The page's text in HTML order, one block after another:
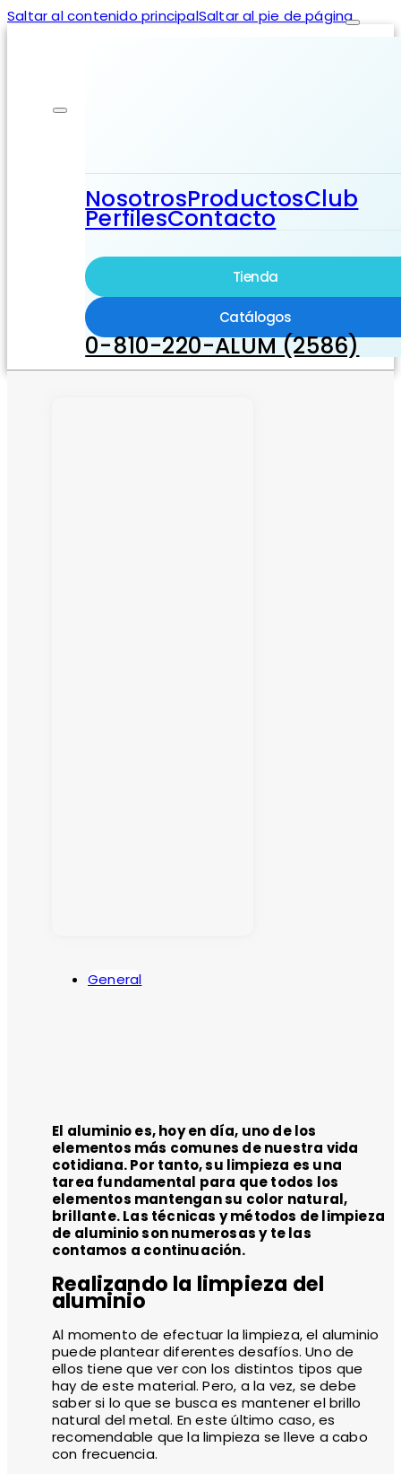
Saltar al contenido principalSaltar al pie de página
NosotrosProductosClub
PerfilesContacto
Tienda
Catálogos
0-810-220-ALUM (2586)
General
El aluminio es, hoy en día, uno de los
elementos más comunes de nuestra vida
cotidiana. Por tanto, su limpieza es una
tarea fundamental para que todos los
elementos mantengan su color natural,
brillante. Las técnicas y métodos de limpieza
de aluminio son numerosas y te las
contamos a continuación.
Realizando la limpieza del
aluminio
Al momento de efectuar la limpieza, el aluminio
puede plantear diferentes desafíos. Uno de
ellos tiene que ver con los distintos tipos que
hay de este material. Pero, a la vez, se debe
saber si lo que se busca es mantener el brillo
natural del metal. En este último caso, es
recomendable que la limpieza se lleve a cabo
con frecuencia.